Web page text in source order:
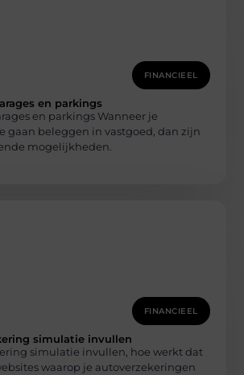
FINANCIEEL
en parkings
en parkings Wanneer je
gaan beleggen in vastgoed, dan zijn
mogelijkheden.
FINANCIEEL
simulatie invullen
simulatie invullen, hoe werkt dat
waarop je autoverzekeringen